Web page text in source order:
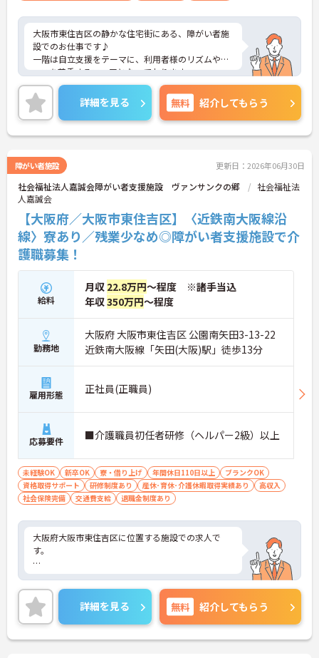
大阪市東住吉区の静かな住宅街にある、障がい者施
設でのお仕事です♪
一階は自立支援をテーマに、利用者様のリズムやペ
ースを尊重するフロアとなっております。
過去のレクリエーションでは、ラーメン屋さんが来
られたり、落語家の方が来られたりと、利用者様に
喜んでいただける企画を職員さんが企画、立案、実
行されています。
そんなアットホームな雰囲気の施設で、ご活躍いた
利用者様に寄り添ったお手伝いをしたい方や少し話
を聞いてみたい方は是非一度マイナビまでお問合せ
ください！
詳細を見る 無料 紹介してもらう
障がい者施設 更新日：2026年06月30日
社会福祉法人嘉誠会障がい者支援施設 ヴァンサンクの郷
社会福祉法
人嘉誠会
【大阪府／大阪市東住吉区】〈近鉄南大阪線沿
線〉寮あり／残業少なめ◎障がい者支援施設で介
護職募集！
給料
月収 22.8万円～程度 ※諸手当込
年収350万円～程度
勤務地
大阪府 大阪市東住吉区 公園南矢田3-13-22
近鉄南大阪線「矢田(大阪)駅」徒歩13分
雇用形態 正社員(正職員)
応募要件 ■介護職員初任者研修（ヘルパー2級）以上
未経験OK 新卒OK 寮・借り上げ 年間休日110日以上
ブランクOK
資格取得サポート
研修制度あり 産休･育休･介護休暇取得実績あり
高収入
社会保険完備
交通費支給 退職金制度あり
大阪府大阪市東住吉区に位置する施設での求人で
す。
駅から徒歩13分、福利厚生も整っておりますので安
心して就業していただけます。
詳細を見る 無料 紹介してもらう